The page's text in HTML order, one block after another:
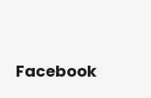
Facebook